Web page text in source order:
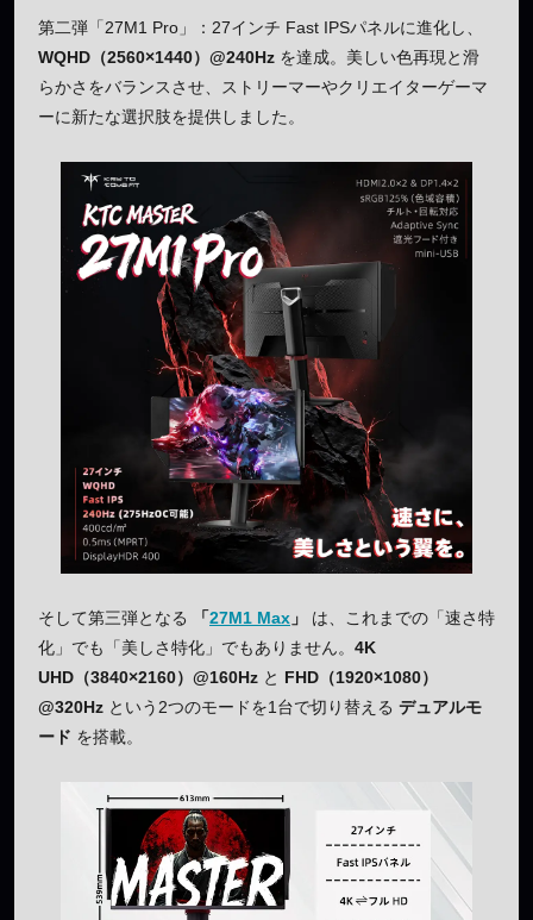
第二弾「27M1 Pro」：27インチ Fast IPSパネルに進化し、
WQHD（2560×1440）@240Hz を達成。美しい色再現と滑
らかさをバランスさせ、ストリーマーやクリエイターゲーマ
ーに新たな選択肢を提供しました。
そして第三弾となる 「27M1 Max 」
は、これまでの「速さ特
化」でも「美しさ特化」でもありません。 4K
UHD（3840×2160）@160Hz と FHD（1920×1080）
@320Hz という2つのモードを1台で切り替える デュアルモ
ード を搭載。